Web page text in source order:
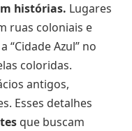
histórias. Lugares
ruas coloniais e
“Cidade Azul” no
coloridas.
antigos,
Esses detalhes
que buscam